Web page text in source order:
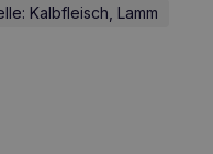
Kalbfleisch, Lamm